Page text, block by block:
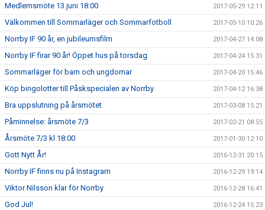
Medlemsmöte 13 juni 18:00 2017-05-29 12:11
Välkommen till Sommarläger och Sommarfotboll 2017-05-10 10:26
Norrby IF 90 år, en jubileumsfilm 2017-04-27 14:08
Norrby IF firar 90 år! Öppet hus på torsdag 2017-04-24 15:31
Sommarläger för barn och ungdomar 2017-04-20 15:46
Köp bingolotter till Påskspecialen av Norrby 2017-04-12 16:38
Bra uppslutning på årsmötet 2017-03-08 15:21
Påminnelse: årsmöte 7/3 2017-02-21 08:55
Årsmöte 7/3 kl 18:00 2017-01-30 12:10
Gott Nytt År! 2016-12-31 20:15
Norrby IF finns nu på Instagram 2016-12-29 19:14
Viktor Nilsson klar för Norrby 2016-12-28 16:41
God Jul! 2016-12-24 15:23